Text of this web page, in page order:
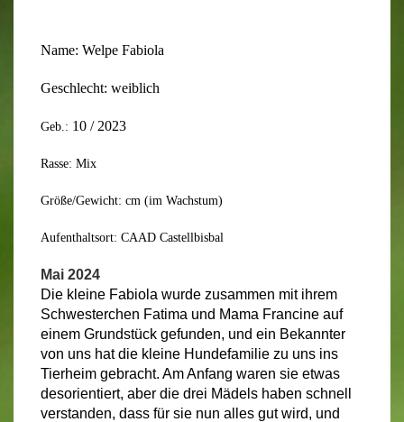
Name: Welpe Fabiola
Geschlecht: weiblich
Geb.: 10 / 2023
Rasse: Mix
Größe/Gewicht: cm (im Wachstum)
Aufenthaltsort: CAAD Castellbisbal
Mai 2024
Die kleine Fabiola wurde zusammen mit ihrem
Schwesterchen Fatima und Mama Francine auf
einem Grundstück gefunden, und ein Bekannter
von uns hat die kleine Hundefamilie zu uns ins
Tierheim gebracht. Am Anfang waren sie etwas
desorientiert, aber die drei Mädels haben schnell
verstanden, dass für sie nun alles gut wird, und